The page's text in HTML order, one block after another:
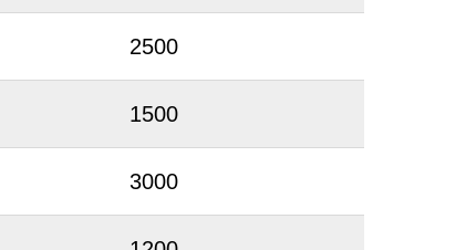
2500
1500
3000